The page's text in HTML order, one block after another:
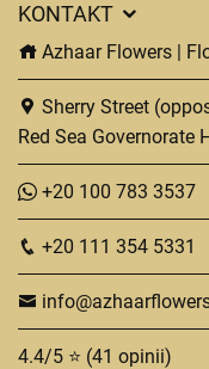
KONTAKT
Azhaar Flowers |
Sherry Street
Red Sea Governorate
+20 100 783 3537
+20 111 354 5331
4.4/5 ⭐ (41 opinii)